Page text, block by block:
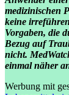
medizinischen
keine
Vorgaben, die
Bezug auf
nicht.
einmal näher
Werbung mit